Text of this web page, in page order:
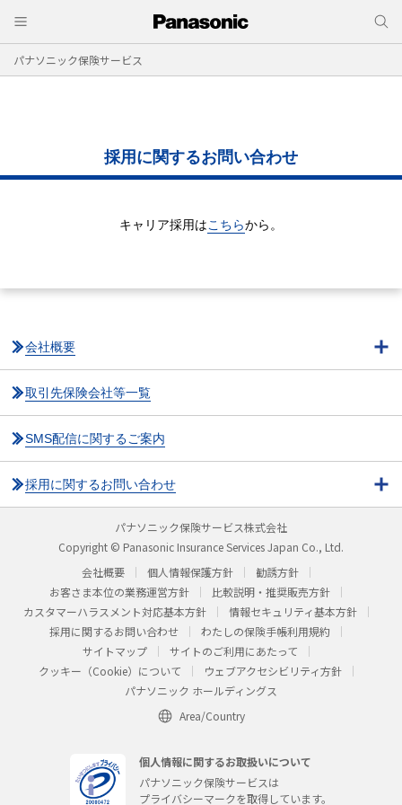
パナソニック保険サービス
採用に関するお問い合わせ
キャリア採用はこちらから。
会社概要
取引先保険会社等一覧
SMS配信に関するご案内
採用に関するお問い合わせ
パナソニック保険サービス株式会社
Copyright © Panasonic Insurance Services Japan Co., Ltd.
会社概要
個人情報保護方針
勧誘方針
お客さま本位の業務運営方針
比較説明・推奨販売方針
カスタマーハラスメント対応基本方針
情報セキュリティ基本方針
採用に関するお問い合わせ
わたしの保険手帳利用規約
サイトマップ
サイトのご利用にあたって
クッキー（Cookie）について
ウェブアクセシビリティ方針
パナソニック ホールディングス
Area/Country
個人情報に関するお取扱いについて
パナソニック保険サービスは
プライバシーマークを取得しています。